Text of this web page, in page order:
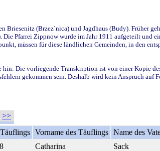
(Brzez`nica) und Jagdhaus (Budy). Früher
Pfarrei Zippnow wurde im Jahr 1911 aufgeteilt und
müssen für diese ländlichen Gemeinden, in den
hin: Die vorliegende Transkription ist von einer Kopie
gekommen sein. Deshalb wird kein Anspruch auf
>>
Vorname des Täuflings Name des
Catharina Sack